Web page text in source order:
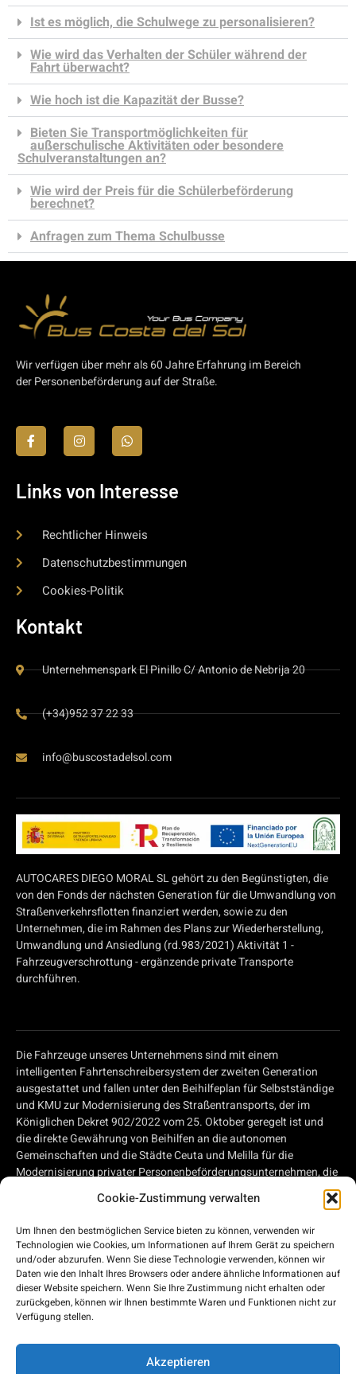
Cookie-Zustimmung verwalten
Um Ihnen den bestmöglichen Service bieten zu können, verwenden wir
Technologien wie Cookies, um Informationen auf Ihrem Gerät zu speichern
und/oder abzurufen. Wenn Sie diese Technologie verwenden, können wir
Daten wie den Inhalt Ihres Browsers oder andere ähnliche Informationen auf
dieser Website speichern. Wenn Sie Ihre Zustimmung nicht erhalten oder
zurückgeben, können wir Ihnen bestimmte Waren und Funktionen nicht zur
Verfügung stellen.
Akzeptieren
Ist es möglich, die Schulwege zu personalisieren?
Wie wird das Verhalten der Schüler während der
Fahrt überwacht?
Wie hoch ist die Kapazität der Busse?
Bieten Sie Transportmöglichkeiten für
außerschulische Aktivitäten oder besondere
Schulveranstaltungen an?
Wie wird der Preis für die Schülerbeförderung
berechnet?
Anfragen zum Thema Schulbusse
Wir verfügen über mehr als 60 Jahre Erfahrung im Bereich
der Personenbeförderung auf der Straße.
Links von Interesse
Rechtlicher Hinweis
Datenschutzbestimmungen
Cookies-Politik
Kontakt
Unternehmenspark El Pinillo C/ Antonio de Nebrija 20
(+34)952 37 22 33
info@buscostadelsol.com
AUTOCARES DIEGO MORAL SL gehört zu den Begünstigten, die
von den Fonds der nächsten Generation für die Umwandlung von
Straßenverkehrsflotten finanziert werden, sowie zu den
Unternehmen, die im Rahmen des Plans zur Wiederherstellung,
Umwandlung und Ansiedlung (rd.983/2021) Aktivität 1 -
Fahrzeugverschrottung - ergänzende private Transporte
durchführen.
Die Fahrzeuge unseres Unternehmens sind mit einem
intelligenten Fahrtenschreibersystem der zweiten Generation
ausgestattet und fallen unter den Beihilfeplan für Selbstständige
und KMU zur Modernisierung des Straßentransports, der im
Königlichen Dekret 902/2022 vom 25. Oktober geregelt ist und
die direkte Gewährung von Beihilfen an die autonomen
Gemeinschaften und die Städte Ceuta und Melilla für die
Modernisierung privater Personenbeförderungsunternehmen, die
Straßentransportdienstleistungen erbringen, und privater
Unternehmen, die im Straßengüterverkehr tätig sind, im Rahmen
Widerstandsfähigkeit genehmigt, von Beihilfen für die
Modernisierung privater Personenbeförderungsunternehmen, die
Straßenverkehrsdienste erbringen, und privater Unternehmen, die
im Straßengüterverkehr tätig sind, im Rahmen des Plans für
Konjunkturbelebung, Umgestaltung und Widerstandsfähigkeit,
der von der Europäischen Union - EU der nächsten Generation -